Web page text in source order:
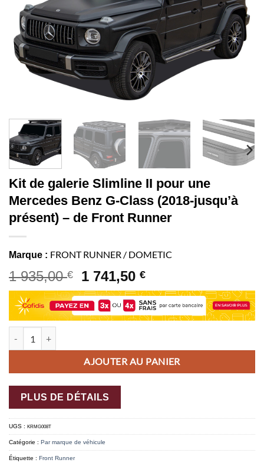
Kit de galerie Slimline II pour une
Mercedes Benz G-Class (2018-jusqu’à
présent) – de Front Runner
Marque : FRONT RUNNER / DOMETIC
1 935,00€ 1 741,50€
AJOUTER AU PANIER
PLUS DE DÉTAILS
UGS : KRMG008T
Catégorie : Par marque de véhicule
Étiquette : Front Runner